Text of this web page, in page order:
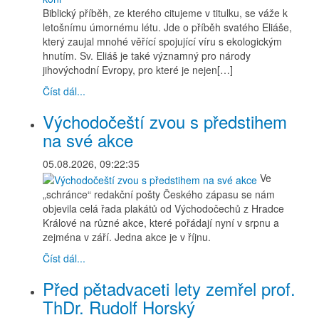
Biblický příběh, ze kterého citujeme v titulku, se váže k
letošnímu úmornému létu. Jde o příběh svatého Eliáše,
který zaujal mnohé věřící spojující víru s ekologickým
hnutím. Sv. Eliáš je také významný pro národy
jihovýchodní Evropy, pro které je nejen[…]
Číst dál...
Východočeští zvou s předstihem
na své akce
05.08.2026, 09:22:35
Ve
„schránce“ redakční pošty Českého zápasu se nám
objevila celá řada plakátů od Východočechů z Hradce
Králové na různé akce, které pořádají nyní v srpnu a
zejména v září. Jedna akce je v říjnu.
Číst dál...
Před pětadvaceti lety zemřel prof.
ThDr. Rudolf Horský